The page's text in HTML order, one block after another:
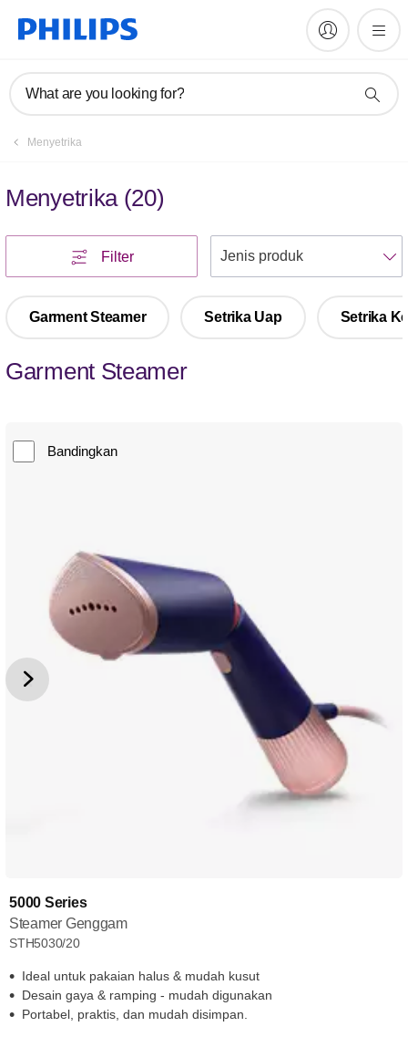
What are you looking for?
Menyetrika
Menyetrika (20)
Filter
Garment Steamer Setrika Uap Setrika
Garment Steamer
Bandingkan
5000 Series
Steamer Genggam
STH5030/20
Ideal untuk pakaian halus & mudah kusut
Desain gaya & ramping - mudah digunakan
Portabel, praktis, dan mudah disimpan.